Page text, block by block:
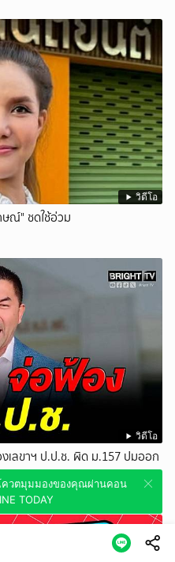
วิดีโอ
ณ์" ชดใช้อ่วม
วิดีโอ
เลขาฯ ป.ป.ช. ผิด ม.157 ปมออก
ณผ่านคอนเทนต์นี้บน
ควตมุมมองของคุณผ่านคอน
TODAY